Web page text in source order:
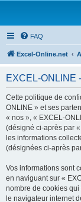
FAQ
Excel-Online.net
EXCEL-ONLINE
Cette politique de
ONLINE » et ses
« nos », « EXCEL-
(désigné ci-après par
les informations
(désignées ci-après
Vos informations sont
en naviguant sur «
nombre de cookies
le navigateur internet